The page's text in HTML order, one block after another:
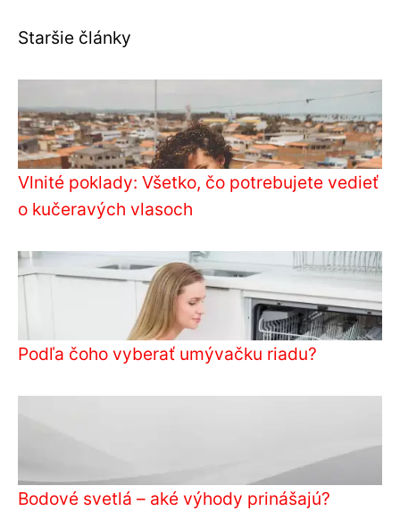
Staršie články
Vlnité poklady: Všetko, čo potrebujete vedieť
o kučeravých vlasoch
Podľa čoho vyberať umývačku riadu?
Bodové svetlá – aké výhody prinášajú?